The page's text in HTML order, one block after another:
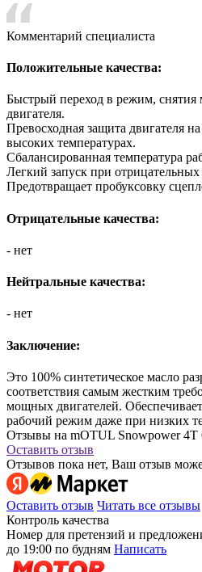
Комментарий специалиста
Положительные качества:
Быстрый переход в режим,
двигателя.
Превосходная защита двигателя
высоких температурах.
Сбалансированная температура
Легкий запуск при отрицательных
Предотвращает пробуксовку
Отрицательные качества:
- нет
Нейтральные качества:
- нет
Заключение:
Это 100% синтетическое масло
соответствия самым жестким
мощных двигателей.
рабочий режим даже при низких
Отзывы на mOTUL Snowpower 4T
Оставить отзыв
Отзывов пока нет, Ваш отзыв
Оставить отзыв Читать все отзывы
Контроль качества
Номер для претензий и
до 19:00 по будням Написать